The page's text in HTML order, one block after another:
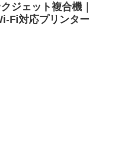
ジェット複合機｜
Fi対応プリンター